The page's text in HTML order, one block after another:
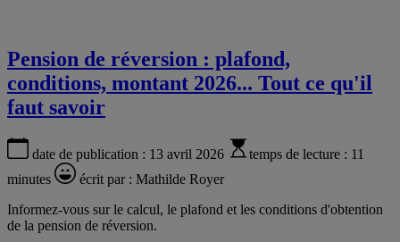
Pension de réversion : plafond,
conditions, montant 2026... Tout ce qu'il
faut savoir
date de publication : 13 avril 2026 temps de lecture : 11
minutes
écrit par : Mathilde Royer
Informez-vous sur le calcul, le plafond et les conditions d'obtention
de la pension de réversion.